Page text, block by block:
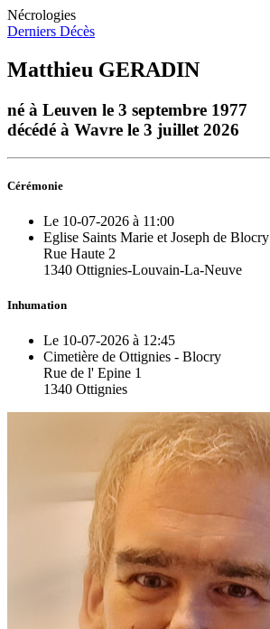
Nécrologies
Derniers Décès
Matthieu GERADIN
né à Leuven le 3 septembre 1977
décédé à Wavre le 3 juillet 2026
Cérémonie
Le 10-07-2026 à 11:00
Eglise Saints Marie et Joseph de Blocry
Rue Haute 2
1340 Ottignies-Louvain-La-Neuve
Inhumation
Le 10-07-2026 à 12:45
Cimetière de Ottignies - Blocry
Rue de l' Epine 1
1340 Ottignies